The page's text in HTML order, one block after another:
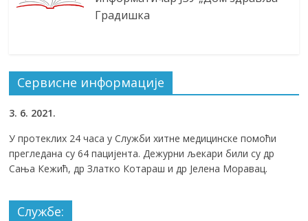
Градишка
Сервисне информације
3. 6. 2021.
У протеклих 24 часа у Служби хитне медицинске помоћи
прегледана су 64 пацијента. Дежурни љекари били су др
Сања Кежић, др Златко Котараш и др Јелена Моравац.
Службе: